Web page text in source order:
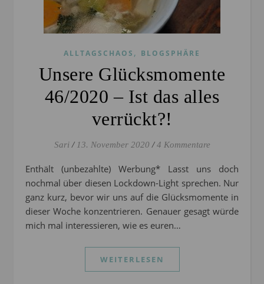
ALLTAGSCHAOS , BLOGSPHÄRE
Unsere Glücksmomente
46/2020 – Ist das alles
verrückt?!
Sari / 13. November 2020 / 4 Kommentare
Enthält (unbezahlte) Werbung* Lasst uns doch
nochmal über diesen Lockdown-Light sprechen. Nur
ganz kurz, bevor wir uns auf die Glücksmomente in
dieser Woche konzentrieren. Genauer gesagt würde
mich mal interessieren, wie es euren…
WEITERLESEN